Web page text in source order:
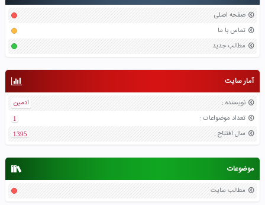
صفحه اصلی
تماس با ما
مطالب جدید
آمار سایت
نویسنده :
ادمین
تعداد موضواعات :
1
سال افتتاح :
1395
موضوعات
مطالب سایت